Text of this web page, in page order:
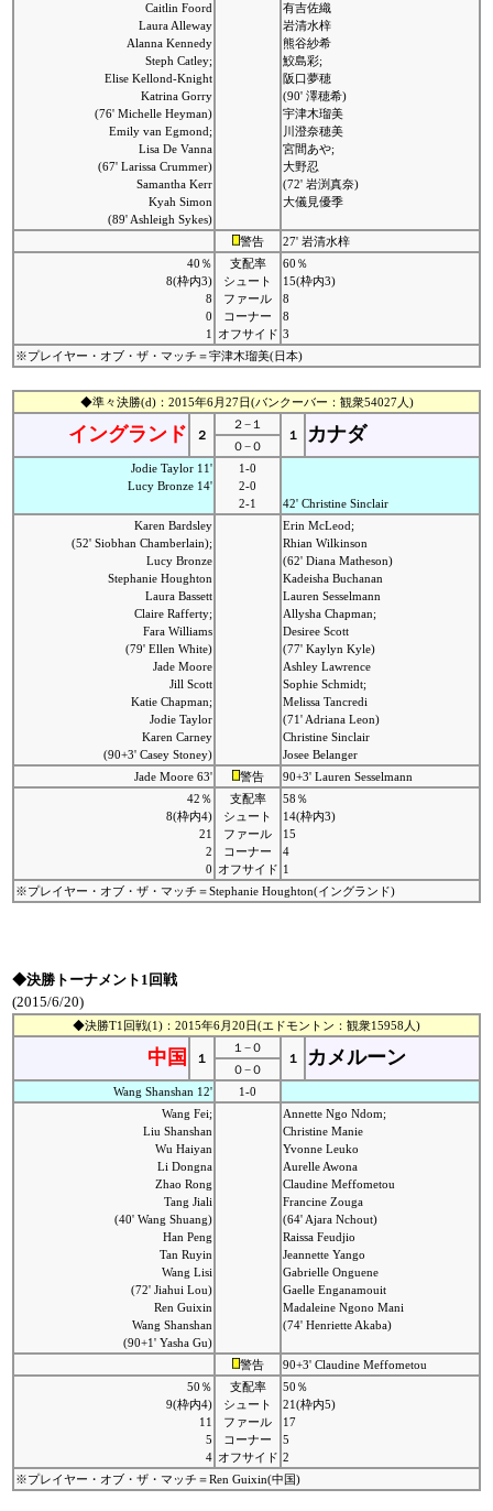
Caitlin Foord
Laura Alleway
Alanna Kennedy
Steph Catley;
Elise Kellond-Knight
Katrina Gorry
(76' Michelle Heyman)
Emily van Egmond;
Lisa De Vanna
(67' Larissa Crummer)
Samantha Kerr
Kyah Simon
(89' Ashleigh Sykes)
有吉佐織
岩清水梓
熊谷紗希
鮫島彩;
阪口夢穂
(90' 澤穂希)
宇津木瑠美
川澄奈穂美
宮間あや;
大野忍
(72' 岩渕真奈)
大儀見優季
警告
27' 岩清水梓
40％
8(枠内3)
8
0
1
支配率
シュート
ファール
コーナー
オフサイド
60％
15(枠内3)
8
8
3
※プレイヤー・オブ・ザ・マッチ＝宇津木瑠美(日本)
◆準々決勝(d)：2015年6月27日(バンクーバー：観衆54027人)
イングランド ２
２−１
１
カナダ
０−０
Jodie Taylor 11'
Lucy Bronze 14'
1-0
2-0
2-1
42' Christine Sinclair
Karen Bardsley
(52' Siobhan Chamberlain);
Lucy Bronze
Stephanie Houghton
Laura Bassett
Claire Rafferty;
Fara Williams
(79' Ellen White)
Jade Moore
Jill Scott
Katie Chapman;
Jodie Taylor
Karen Carney
(90+3' Casey Stoney)
Erin McLeod;
Rhian Wilkinson
(62' Diana Matheson)
Kadeisha Buchanan
Lauren Sesselmann
Allysha Chapman;
Desiree Scott
(77' Kaylyn Kyle)
Ashley Lawrence
Sophie Schmidt;
Melissa Tancredi
(71' Adriana Leon)
Christine Sinclair
Josee Belanger
Jade Moore 63'
警告
90+3' Lauren Sesselmann
42％
8(枠内4)
21
2
0
支配率
シュート
ファール
コーナー
オフサイド
58％
14(枠内3)
15
4
1
※プレイヤー・オブ・ザ・マッチ＝Stephanie Houghton(イングランド)
◆決勝トーナメント1回戦
(2015/6/20)
◆決勝T1回戦(1)：2015年6月20日(エドモントン：観衆15958人)
中国 １
１−０
１
カメルーン
０−０
Wang Shanshan 12'
1-0
Wang Fei;
Liu Shanshan
Wu Haiyan
Li Dongna
Zhao Rong
Tang Jiali
(40' Wang Shuang)
Han Peng
Tan Ruyin
Wang Lisi
(72' Jiahui Lou)
Ren Guixin
Wang Shanshan
(90+1' Yasha Gu)
Annette Ngo Ndom;
Christine Manie
Yvonne Leuko
Aurelle Awona
Claudine Meffometou
Francine Zouga
(64' Ajara Nchout)
Raissa Feudjio
Jeannette Yango
Gabrielle Onguene
Gaelle Enganamouit
Madaleine Ngono Mani
(74' Henriette Akaba)
警告
90+3' Claudine Meffometou
50％
9(枠内4)
11
5
4
支配率
シュート
ファール
コーナー
オフサイド
50％
21(枠内5)
17
5
2
※プレイヤー・オブ・ザ・マッチ＝Ren Guixin(中国)